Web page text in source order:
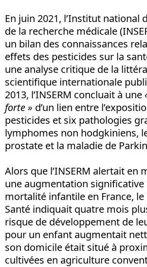
En juin 2021, l’Institut national
de la recherche médicale
un bilan des connaissances
effets des pesticides sur la
une analyse critique de la
scientifique internationale
2013, l’INSERM concluait à une
forte » d’un lien entre
pesticides et six pathologies
lymphomes non hodgkiniens,
prostate et la maladie de
Alors que l’INSERM alertait en
une augmentation significative
mortalité infantile en France,
Santé indiquait quatre mois
risque de développement de
pour un enfant augmentait
son domicile était situé à
cultivées en agriculture